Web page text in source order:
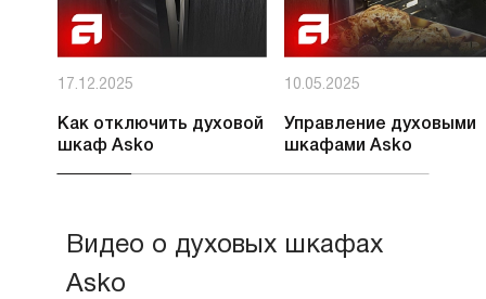
17.12.2025
Как отключить духовой
шкаф Asko
10.05.2025
Управление духовыми
шкафами Asko
Видео о духовых шкафах
Asko